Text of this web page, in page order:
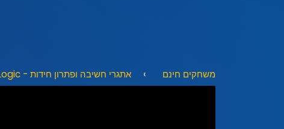
משחקים חינם אתגרי חשיבה ופתרון חידות - Puzzle & Logic